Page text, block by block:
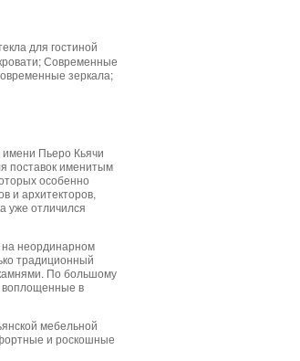
для гостиной
Современные
зеркала;
имени Пьеро Кьячи
поставок именитым
особенно
и архитекторов,
уже отличился
на неординарном
традиционный
По большому
воплощенные в
мебельной
и роскошные